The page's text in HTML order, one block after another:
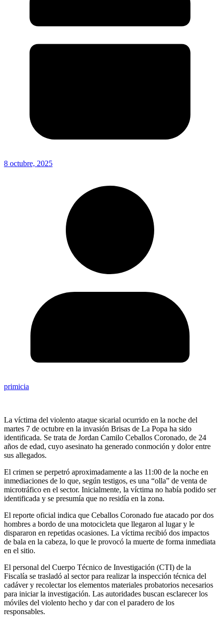
8 octubre, 2025
primicia
La víctima del violento ataque sicarial ocurrido en la noche del
martes 7 de octubre en la invasión Brisas de La Popa ha sido
identificada. Se trata de Jordan Camilo Ceballos Coronado, de 24
años de edad, cuyo asesinato ha generado conmoción y dolor entre
sus allegados.
El crimen se perpetró aproximadamente a las 11:00 de la noche en
inmediaciones de lo que, según testigos, es una “olla” de venta de
microtráfico en el sector. Inicialmente, la víctima no había podido ser
identificada y se presumía que no residía en la zona.
El reporte oficial indica que Ceballos Coronado fue atacado por dos
hombres a bordo de una motocicleta que llegaron al lugar y le
dispararon en repetidas ocasiones. La víctima recibió dos impactos
de bala en la cabeza, lo que le provocó la muerte de forma inmediata
en el sitio.
El personal del Cuerpo Técnico de Investigación (CTI) de la
Fiscalía se trasladó al sector para realizar la inspección técnica del
cadáver y recolectar los elementos materiales probatorios necesarios
para iniciar la investigación. Las autoridades buscan esclarecer los
móviles del violento hecho y dar con el paradero de los
responsables.